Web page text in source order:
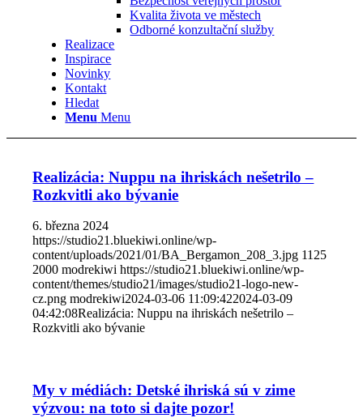
Kvalita života ve městech
Odborné konzultační služby
Realizace
Inspirace
Novinky
Kontakt
Hledat
Menu Menu
Realizácia: Nuppu na ihriskách nešetrilo –
Rozkvitli ako bývanie
6. března 2024
https://studio21.bluekiwi.online/wp-
content/uploads/2021/01/BA_Bergamon_208_3.jpg 1125
2000 modrekiwi https://studio21.bluekiwi.online/wp-
content/themes/studio21/images/studio21-logo-new-
cz.png modrekiwi2024-03-06 11:09:422024-03-09
04:42:08Realizácia: Nuppu na ihriskách nešetrilo –
Rozkvitli ako bývanie
My v médiách: Detské ihriská sú v zime
výzvou: na toto si dajte pozor!